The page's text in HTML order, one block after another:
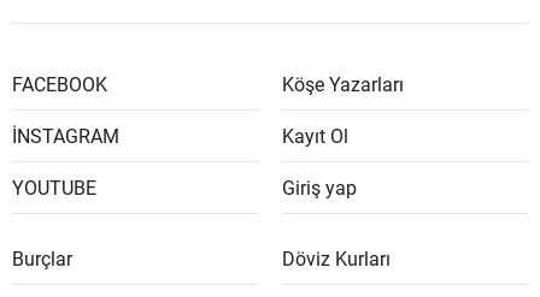
FACEBOOK
İNSTAGRAM
YOUTUBE
Köşe Yazarları
Kayıt Ol
Giriş yap
Burçlar Döviz Kurları